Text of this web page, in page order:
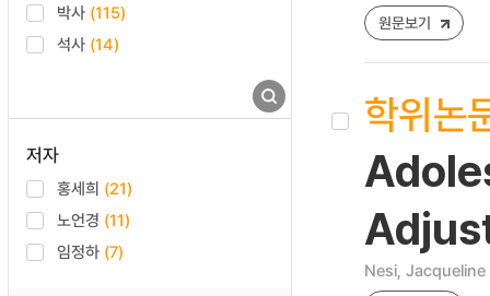
박사 (115)
석사 (14)
저자
홍세희 (21)
노언경 (11)
임정하 (7)
원문보기
학위논
Nesi, Jacqueline